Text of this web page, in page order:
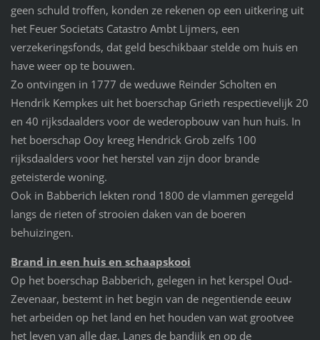
geen schuld troffen, konden ze rekenen op een uitkering uit
het Feuer Societats Catastro Ambt Lijmers, een
verzekeringsfonds, dat geld beschikbaar stelde om huis en
have weer op te bouwen.
Zo ontvingen in 1777 de weduwe Reinder Scholten en
Hendrik Kempkes uit het boerschap Grieth respectievelijk 20
en 40 rijksdaalders voor de wederopbouw van hun huis. In
het boerschap Ooy kreeg Hendrick Grob zelfs 100
rijksdaalders voor het herstel van zijn door brande
geteisterde woning.
Ook in Babberich lekten rond 1800 de vlammen geregeld
langs de rieten of strooien daken van de boeren
behuizingen.
Brand in een huis en schaapskooi
Op het boerschap Babberich, gelegen in het kerspel Oud-
Zevenaar, bestemt in het begin van de negentiende eeuw
het arbeiden op het land en het houden van wat grootvee
het leven van alle dag. Langs de bandijk en op de